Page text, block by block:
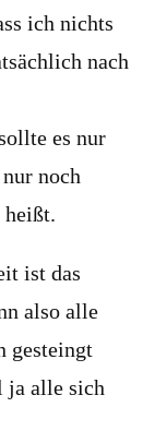
ich nichts
nach
es nur
noch
ist das
also alle
gesteingt
ja alle sich